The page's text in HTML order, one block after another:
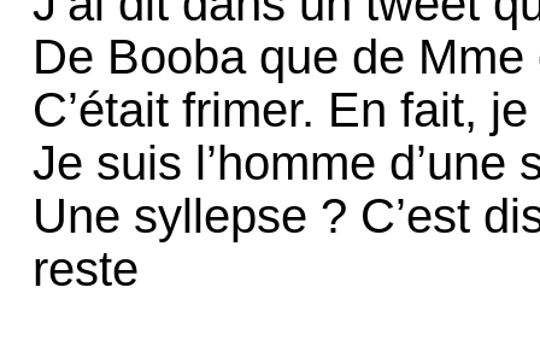
De Booba que de
C’était frimer. En fait,
Je suis l’homme
Une syllepse ? C’est
reste